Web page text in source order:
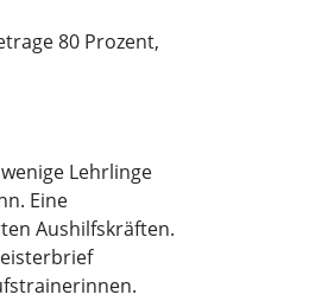
80 Prozent,
Lehrlinge
Eine
Aushilfskräften.